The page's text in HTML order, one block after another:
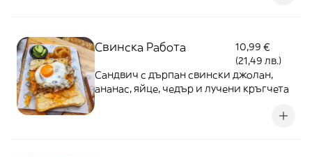
Свинска Работа
10,99 €
(21,49 лв.)
Сандвич с дърпан свински джолан,
ананас, яйце, чедър и лучени кръгчета